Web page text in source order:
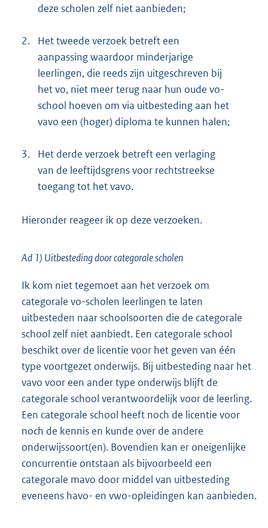
deze scholen zelf niet aanbieden;
2.
Het tweede verzoek betreft een
aanpassing waardoor minderjarige
leerlingen, die reeds zijn uitgeschreven bij
het vo, niet meer terug naar hun oude vo-
school hoeven om via uitbesteding aan het
vavo een (hoger) diploma te kunnen halen;
3.
Het derde verzoek betreft een verlaging
van de leeftijdsgrens voor rechtstreekse
toegang tot het vavo.
Hieronder reageer ik op deze verzoeken.
Ad 1) Uitbesteding door categorale scholen
Ik kom niet tegemoet aan het verzoek om
categorale vo-scholen leerlingen te laten
uitbesteden naar schoolsoorten die de categorale
school zelf niet aanbiedt. Een categorale school
beschikt over de licentie voor het geven van één
type voortgezet onderwijs. Bij uitbesteding naar het
vavo voor een ander type onderwijs blijft de
categorale school verantwoordelijk voor de leerling.
Een categorale school heeft noch de licentie voor
noch de kennis en kunde over de andere
onderwijssoort(en). Bovendien kan er oneigenlijke
concurrentie ontstaan als bijvoorbeeld een
categorale mavo door middel van uitbesteding
eveneens havo- en vwo-opleidingen kan aanbieden.